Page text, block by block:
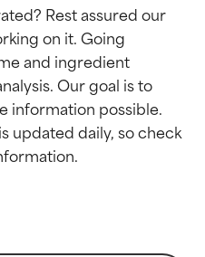
Rest assured our
on it. Going
and ingredient
Our goal is to
information possible.
updated daily, so check
de
con
la piel. Su
de
con
la piel. Su